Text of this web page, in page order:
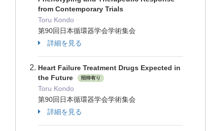
from Contemporary Trials
Toru Kondo
第90回日本循環器学会学術集会
詳細を見る
Heart Failure Treatment Drugs Expected in
the Future
招待有り
Toru Kondo
第90回日本循環器学会学術集会
詳細を見る